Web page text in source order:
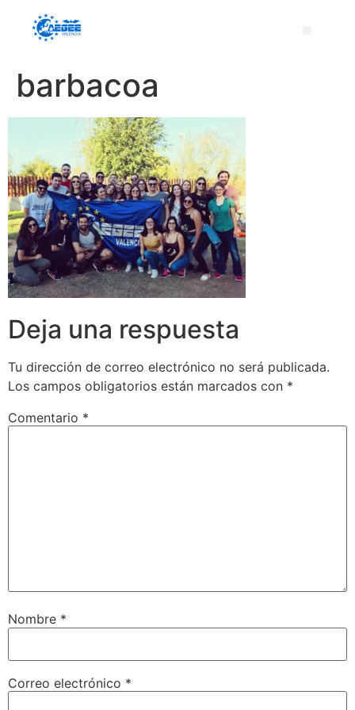
barbacoa
Deja una respuesta
Tu dirección de correo electrónico no será publicada.
Los campos obligatorios están marcados con *
Comentario *
Nombre *
Correo electrónico *